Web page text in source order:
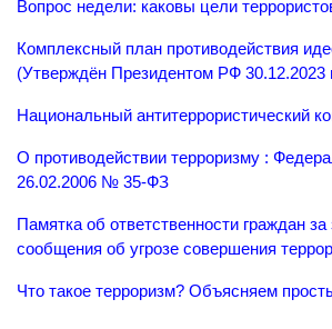
Вопрос недели: каковы цели
Комплексный план противодействия
(Утверждён Президентом РФ 30.12.2023
Национальный антитеррористический
О противодействии терроризму :
26.02.2006 № 35-ФЗ
Памятка об ответственности граждан
сообщения об угрозе совершения
Что такое терроризм? Объясняем